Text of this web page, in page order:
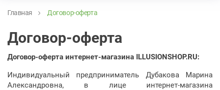
Главная Договор-оферта
Договор-оферта
Договор-оферта интернет-магазина ILLUSIONSHOP.RU:
Индивидуальный предприниматель Дубакова Марина
Александровна, в лице интернет-магазина